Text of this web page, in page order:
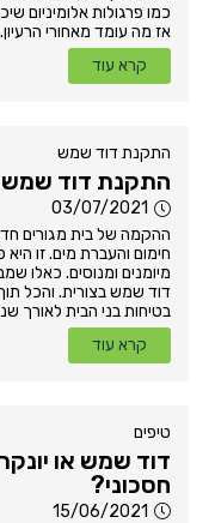
כמו פרגולות אלומיניום
אז מה עומד מאחורי
קרא עוד
התקנת דוד שמש
התקנת דוד שמש
03/07/2021
ההקמה של בית מגורים
חימום והעברת מים. זו
מיומנים ומנוסים. כאלו
דוד שמש בצורית. והכל
בטיחות בני הבית לאורך
קרא עוד
טיפים
דוד שמש או
חסכוני?
15/06/2021